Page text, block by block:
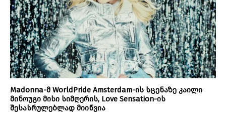
Madonna-მ WorldPride Amsterdam-ის სცენაზე კაილი
მინოუგი მისი სიმღერის, Love Sensation-ის
შესასრულებლად მიიწვია